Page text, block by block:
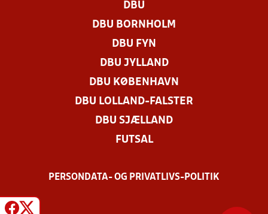
DBU
DBU BORNHOLM
DBU FYN
DBU JYLLAND
DBU KØBENHAVN
DBU LOLLAND-FALSTER
DBU SJÆLLAND
FUTSAL
PERSONDATA- OG PRIVATLIVS-POLITIK